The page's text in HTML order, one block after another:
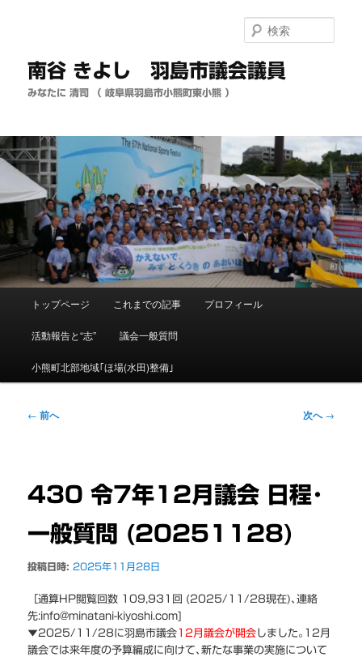
へ
移
南谷 きよし 羽島市議会議員
みなたに 清司 （ 岐阜県羽島市小熊町東小熊 ）
索
ュ
トップページ これまでの記事 プロフィール
活動報告と“志” 議会一般質問
小熊町北部地域｢ほ場(水田)整備｣
投
ー
ョ
← 前へ 次へ→
430 令7年12月議会 日程･
一般質問 (20251128)
投稿日時: 2025年11月28日
［通算HP閲覧回数 109,931回 (2025/11/28現在)､連絡
先:info@minatani-kiyoshi.com]
▼2025/11/28に羽島市議会 12月議会が開会しました｡12月
議会では来年度の予算編成に向けて､新たな事業の実施について